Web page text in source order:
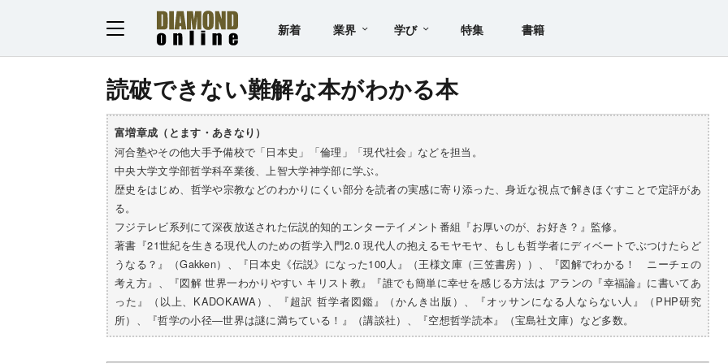
新着 業界 学び 特集 書籍
読破できない難解な本がわかる本
富増章成（とます・あきなり）
河合塾やその他大手予備校で「日本史」「倫理」「現代社会」などを担当。
中央大学文学部哲学科卒業後、上智大学神学部に学ぶ。
歴史をはじめ、哲学や宗教などのわかりにくい部分を読者の実感に寄り添った、身近な視点で解きほぐすことで定評があ
る。
フジテレビ系列にて深夜放送された伝説的知的エンターテイメント番組『お厚いのが、お好き？』監修。
著書『21世紀を生きる現代人のための哲学入門2.0 現代人の抱えるモヤモヤ、もしも哲学者にディベートでぶつけたらど
うなる？』（Gakken）、『日本史《伝説》になった100人』（王様文庫（三笠書房））、『図解でわかる！ ニーチェの
考え方』、『図解 世界一わかりやすい キリスト教』『誰でも簡単に幸せを感じる方法は アランの『幸福論』に書いてあ
った』（以上、KADOKAWA）、『超訳 哲学者図鑑』（かんき出版）、『オッサンになる人ならない人』（PHP研究
所）、『哲学の小径―世界は謎に満ちている！』（講談社）、『空想哲学読本』（宝島社文庫）など多数。